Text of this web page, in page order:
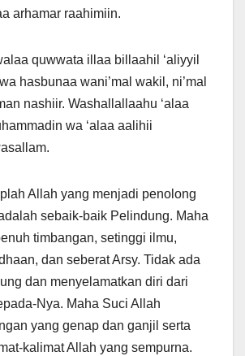
arhamar raahimiin.
quwwata illaa billaahil ‘aliyyil
hasbunaa wani’mal wakil, ni’mal
nashiir. Washallallaahu ‘alaa
wa ‘alaa aalihii
Allah yang menjadi penolong
sebaik-baik Pelindung. Maha
timbangan, setinggi ilmu,
dan seberat Arsy. Tidak ada
dan menyelamatkan diri dari
Nya. Maha Suci Allah
yang genap dan ganjil serta
kalimat Allah yang sempurna.